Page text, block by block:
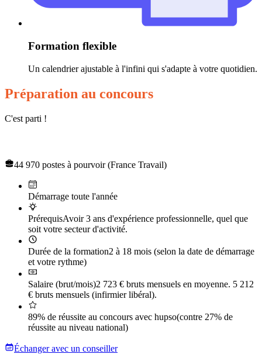
Formation flexible
Un calendrier ajustable à l'infini qui s'adapte à votre quotidien.
Préparation au concours
C'est parti !
44 970 postes à pourvoir (France Travail)
Démarrage toute l'année
PrérequisAvoir 3 ans d'expérience professionnelle, quel que
soit votre secteur d'activité.
Durée de la formation2 à 18 mois (selon la date de démarrage
et votre rythme)
Salaire (brut/mois)2 723 € bruts mensuels en moyenne. 5 212
€ bruts mensuels (infirmier libéral).
89% de réussite au concours avec hupso(contre 27% de
réussite au niveau national)
Échanger avec un conseiller